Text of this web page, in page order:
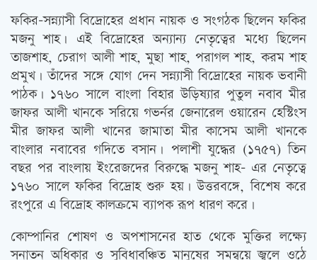
ফকির-সন্ন্যাসী বিদ্রোহের প্রধান নায়ক ও সংগঠক ছিলেন ফকির
মজনু শাহ। এই বিদ্রোহের অন্যান্য নেতৃত্বের মধ্যে ছিলেন
তাজশাহ, চেরাগ আলী শাহ, মুছা শাহ, পরাগল শাহ, করম শাহ
প্রমুখ। তাঁদের সঙ্গে যোগ দেন সন্ন্যাসী বিদ্রোহের নায়ক ভবানী
পাঠক। ১৭৬০ সালে বাংলা বিহার উড়িষ্যার পুতুল নবাব মীর
জাফর আলী খানকে সরিয়ে গভর্নর জেনারেল ওয়ারেন হেস্টিংস
মীর জাফর আলী খানের জামাতা মীর কাসেম আলী খানকে
বাংলার নবাবের গদিতে বসান। পলাশী যুদ্ধের (১৭৫৭) তিন
বছর পর বাংলায় ইংরেজদের বিরুদ্ধে মজনু শাহ- এর নেতৃত্বে
১৭৬০ সালে ফকির বিদ্রোহ শুরু হয়। উত্তরবঙ্গে, বিশেষ করে
রংপুরে এ বিদ্রোহ কালক্রমে ব্যাপক রূপ ধারণ করে।
কোম্পানির শোষণ ও অপশাসনের হাত থেকে মুক্তির লক্ষ্যে
সনাতন অধিকার ও সুবিধাবঞ্চিত মানুষের সমন্বয়ে জ্বলে ওঠে